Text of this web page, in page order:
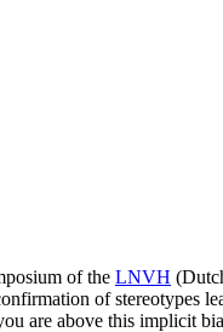
of the LNVH
of stereotypes
are above this implicit